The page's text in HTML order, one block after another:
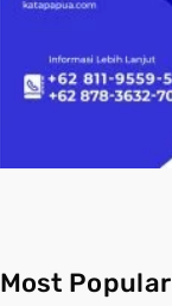
Most Popular